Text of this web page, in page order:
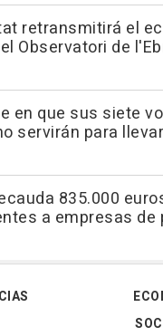
retransmitirá el
Observatori de
en que sus siete
servirán para
835.000
a empresas de